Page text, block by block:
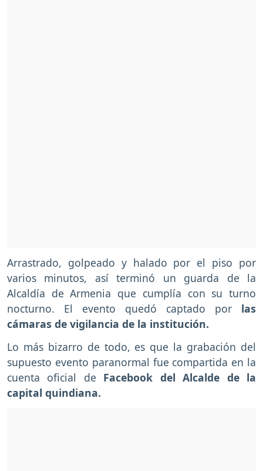
Arrastrado, golpeado y halado por el piso por
varios minutos, así terminó un guarda de la
Alcaldía de Armenia que cumplía con su turno
nocturno. El evento quedó captado por las
cámaras de vigilancia de la institución.
Lo más bizarro de todo, es que la grabación del
supuesto evento paranormal fue compartida en la
cuenta oficial de Facebook del Alcalde de la
capital quindiana.